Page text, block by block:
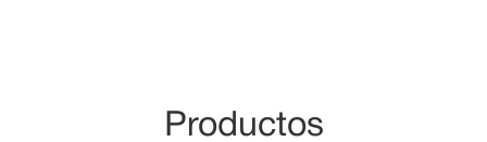
Productos